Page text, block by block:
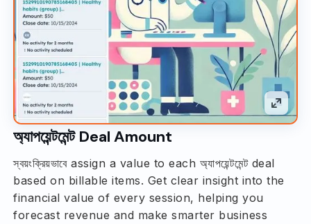
অ্যাপয়েন্টমেন্ট Deal Amount
স্বয়ংক্রিয়ভাবে assign a value to each অ্যাপয়েন্টমেন্ট deal
based on billable items. Get clear insight into the
financial value of every session, helping you
forecast revenue and make smarter business